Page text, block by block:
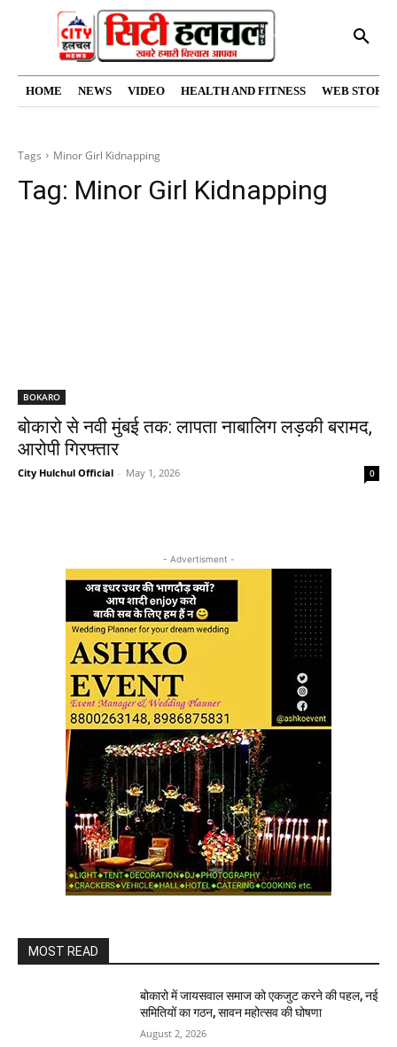
HOME NEWS VIDEO HEALTH AND FITNESS WEB
Tags Minor Girl Kidnapping
Tag: Minor Girl Kidnapping
BOKARO
बोकारो से नवी मुंबई तक: लापता नाबालिग लड़की बरामद,
आरोपी गिरफ्तार
City Hulchul Official - May 1, 2026 0
- Advertisment -
MOST READ
बोकारो में जायसवाल समाज को एकजुट करने की पहल, नई
समितियों का गठन, सावन महोत्सव की घोषणा
August 2, 2026